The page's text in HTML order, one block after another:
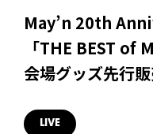
May’n 20th
「THE BEST of
会場グッズ先行
LIVE